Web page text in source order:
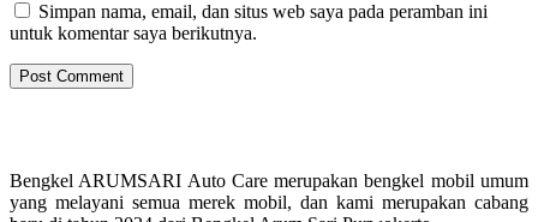
Simpan nama, email, dan situs web saya pada peramban ini
untuk komentar saya berikutnya.
Bengkel ARUMSARI Auto Care merupakan bengkel mobil umum
yang melayani semua merek mobil, dan kami merupakan cabang